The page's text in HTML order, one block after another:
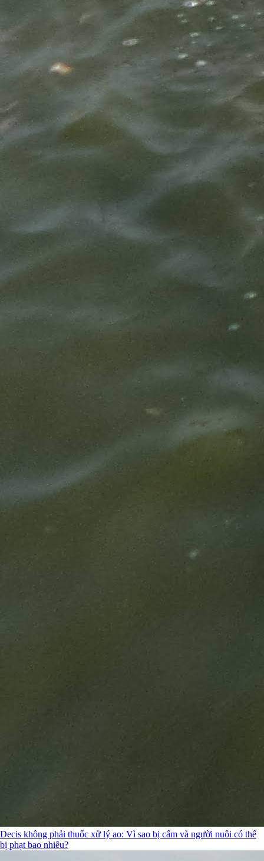
Decis không phải thuốc xử lý ao: Vì sao bị cấm và người nuôi có thể
bị phạt bao nhiêu?